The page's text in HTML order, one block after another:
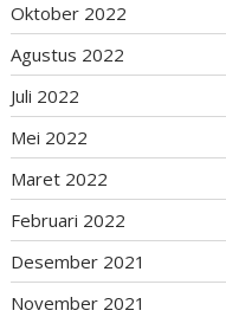
Oktober 2022
Agustus 2022
Juli 2022
Mei 2022
Maret 2022
Februari 2022
Desember 2021
November 2021